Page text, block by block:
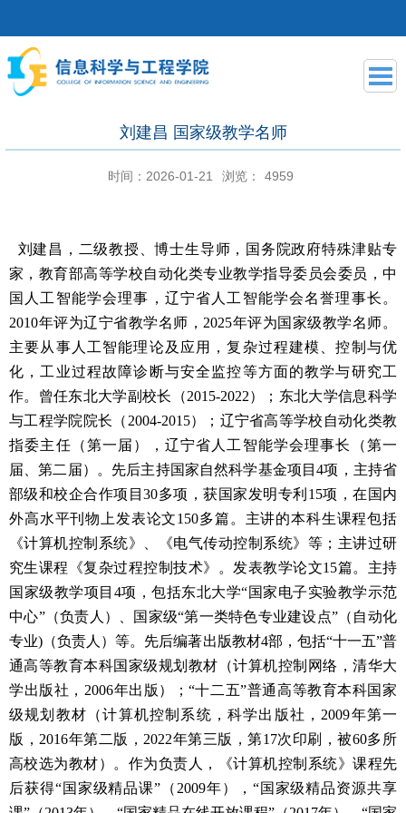
刘建昌 国家级教学名师
时间：2026-01-21 浏览： 4959
刘建昌，二级教授、博士生导师，国务院政府特殊津贴专
家，教育部高等学校自动化类专业教学指导委员会委员，中
国人工智能学会理事，辽宁省人工智能学会名誉理事长。
2010年评为辽宁省教学名师，2025年评为国家级教学名师。
主要从事人工智能理论及应用，复杂过程建模、控制与优
化，工业过程故障诊断与安全监控等方面的教学与研究工
作。 曾任东北大学副校长（2015-2022）；东北大学信息科学
与工程学院院长（2004-2015）；辽宁省高等学校自动化类教
指委主任（第一届），辽宁省人工智能学会理事长（第一
届、第二届）。先后主持国家自然科学基金项目4项，主持省
部级和校企合作项目30多项，获国家发明专利15项，在国内
外高水平刊物上发表论文150多篇。 主讲的本科生课程包括
《计算机控制系统》、《电气传动控制系统》等；主讲过研
究生课程《复杂过程控制技术》。 发表教学论文15篇。主持
国家级教学项目4项 ，包括东北大学“国家电子实验教学示范
中心”（负责人）、国家级“第一类特色专业建设点”（自动化
专业)（负责人）等。 先后编著出版教材4部， 包括“十一五”普
通高等教育本科国家级规划教材（计算机控制网络，清华大
学出版社， 2006年出版）； “十二五”普通高等教育本科国家
级规划教材 （计算机控制系统，科学出版社， 2009年第一
版，2016年第二版，2022年第三版，第17次印刷，被60多所
高校选为教材）。 作为负责人，《计算机控制系统》课程先
后获得“国家级精品课”（2009年），“国家级精品资源共享